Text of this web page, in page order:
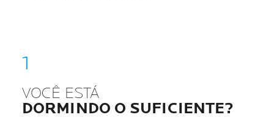
VOCÊ ESTÁ
DORMINDO O SUFICIENTE?